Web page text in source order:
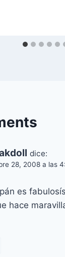
dice:
28, 2008 a las
es
hace